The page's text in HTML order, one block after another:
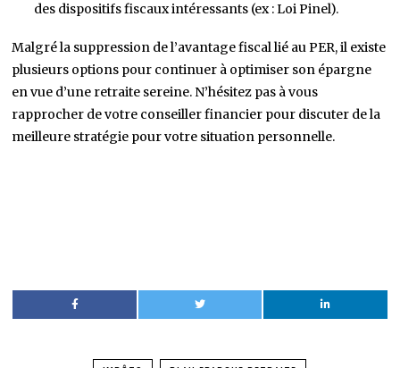
des dispositifs fiscaux intéressants (ex : Loi Pinel).
Malgré la suppression de l’avantage fiscal lié au PER, il existe
plusieurs options pour continuer à optimiser son épargne
en vue d’une retraite sereine. N’hésitez pas à vous
rapprocher de votre conseiller financier pour discuter de la
meilleure stratégie pour votre situation personnelle.